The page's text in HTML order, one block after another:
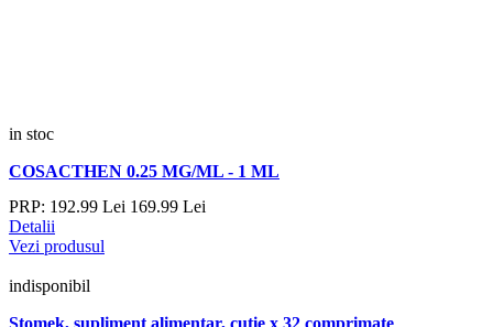
in stoc
COSACTHEN 0.25 MG/ML - 1 ML
PRP: 192.99 Lei 169.99 Lei
Detalii
Vezi produsul
indisponibil
Stomek, supliment alimentar, cutie x 32 comprimate